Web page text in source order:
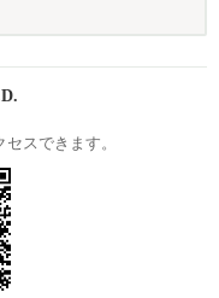
スできます。